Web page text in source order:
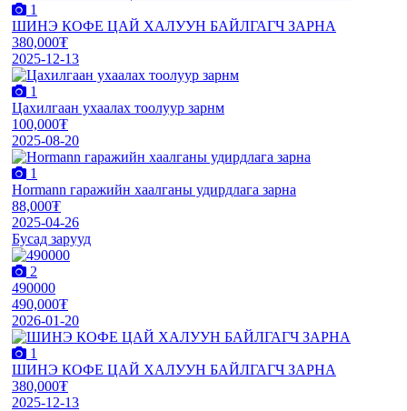
1
ШИНЭ КОФЕ ЦАЙ ХАЛУУН БАЙЛГАГЧ ЗАРНА
380,000₮
2025-12-13
1
Цахилгаан ухаалах тоолуур зарнм
100,000₮
2025-08-20
1
Hormann гаражийн хаалганы удирдлага зарна
88,000₮
2025-04-26
Бусад зарууд
2
490000
490,000₮
2026-01-20
1
ШИНЭ КОФЕ ЦАЙ ХАЛУУН БАЙЛГАГЧ ЗАРНА
380,000₮
2025-12-13